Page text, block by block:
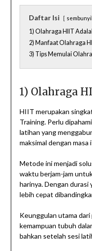
Daftar Isi
1) Olahraga HIIT
2) Manfaat Olahraga
3) Tips Memulai
1) Olahraga
HIIT merupakan
Training. Perlu
latihan yang
maksimal dengan
Metode ini menjadi
waktu berjam-jam
harinya. Dengan durasi
lebih cepat
Keunggulan utama
kemampuan tubuh
bahkan setelah sesi